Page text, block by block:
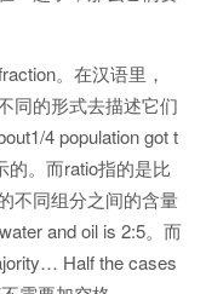
。在汉语里，
同的形式去描述它们
4 population got t
的。而ratio指的是比
不同组分之间的含量
and oil is 2:5。而
Half the cases